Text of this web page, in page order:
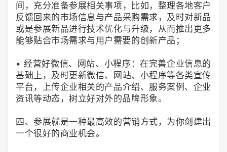
间，充分准备参展相关事项，比如，整理各地客户
反馈回来的市场信息与产品采购需求，及时对新品
或是参展新品进行技术优化与升级，从而推出更多
能够贴合市场需求与用户需要的创新产品；
• 经营好微信、网站、小程序：在完善企业信息的
基础上，及时更新微信、网站、小程序等各类宣传
平台，上传企业相关的产品介绍、服务案例、企业
资讯等动态，树立好对外的品牌形象。
四、参展就是一种最高效的营销方式，为你创建出
一个很好的商业机会。